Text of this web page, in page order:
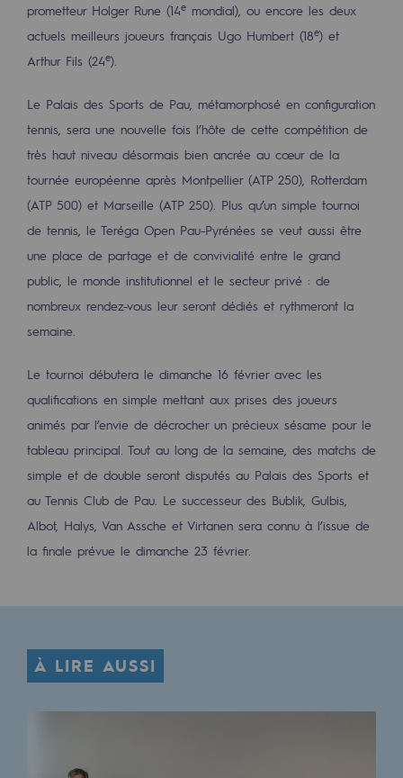
Objectif Hydrogène
CCUS Objectif Zéro CO2
Le Labo
Acteur engagé
Acteur engagé
Ambition RSE
Responsabilité environnementale
Responsabilité environnementale
Décarbonation : une priorité
Limitation des émissions atmosphériques
Gestion de l'énergie
Préservation de la biodiversité
Gestion des impacts
Responsabilité sociale et
Energiz Mouv
Energiz Mouv
Territorial
prometteur Holger Rune (14e mondial), ou encore les deux
actuels meilleurs joueurs français Ugo Humbert (18e) et
Arthur Fils (24e).
Le Palais des Sports de Pau, métamorphosé en configuration
tennis, sera une nouvelle fois l’hôte de cette compétition de
très haut niveau désormais bien ancrée au cœur de la
tournée européenne après Montpellier (ATP 250), Rotterdam
(ATP 500) et Marseille (ATP 250). Plus qu’un simple tournoi
de tennis, le Teréga Open Pau-Pyrénées se veut aussi être
une place de partage et de convivialité entre le grand
public, le monde institutionnel et le secteur privé : de
nombreux rendez-vous leur seront dédiés et rythmeront la
semaine.
Le tournoi débutera le dimanche 16 février avec les
qualifications en simple mettant aux prises des joueurs
animés par l’envie de décrocher un précieux sésame pour le
tableau principal. Tout au long de la semaine, des matchs de
simple et de double seront disputés au Palais des Sports et
au Tennis Club de Pau. Le successeur des Bublik, Gulbis,
Albot, Halys, Van Assche et Virtanen sera connu à l’issue de
la finale prévue le dimanche 23 février.
À LIRE AUSSI